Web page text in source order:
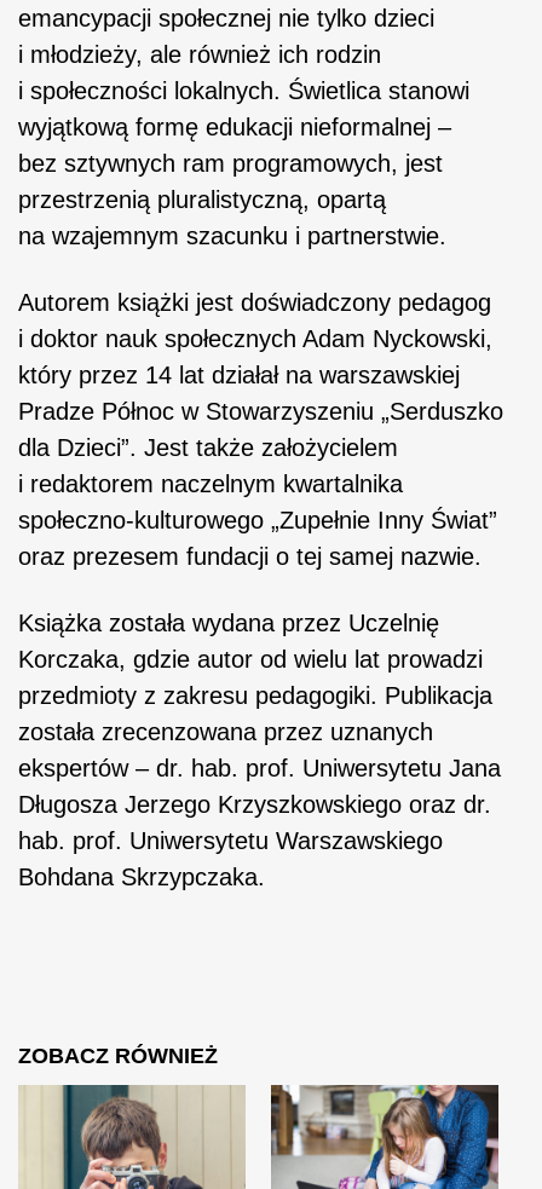
ZOBACZ RÓWNIEŻ
emancypacji społecznej nie tylko dzieci
i młodzieży, ale również ich rodzin
i społeczności lokalnych. Świetlica stanowi
wyjątkową formę edukacji nieformalnej –
bez sztywnych ram programowych, jest
przestrzenią pluralistyczną, opartą
na wzajemnym szacunku i partnerstwie.
Autorem książki jest doświadczony pedagog
i doktor nauk społecznych Adam Nyckowski,
który przez 14 lat działał na warszawskiej
Pradze Północ w Stowarzyszeniu „Serduszko
dla Dzieci”. Jest także założycielem
i redaktorem naczelnym kwartalnika
społeczno-kulturowego „Zupełnie Inny Świat”
oraz prezesem fundacji o tej samej nazwie.
Książka została wydana przez Uczelnię
Korczaka, gdzie autor od wielu lat prowadzi
przedmioty z zakresu pedagogiki. Publikacja
została zrecenzowana przez uznanych
ekspertów – dr. hab. prof. Uniwersytetu Jana
Długosza Jerzego Krzyszkowskiego oraz dr.
hab. prof. Uniwersytetu Warszawskiego
Bohdana Skrzypczaka.